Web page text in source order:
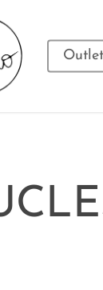
Outlet